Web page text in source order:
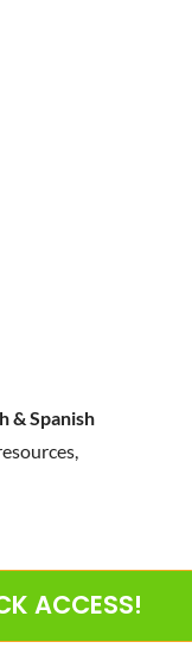
& Spanish
ACCESS!